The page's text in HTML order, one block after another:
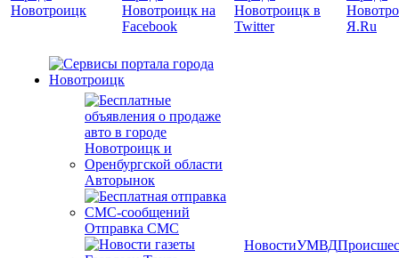
Авторынок
Отправка СМС
НовостиУМВД